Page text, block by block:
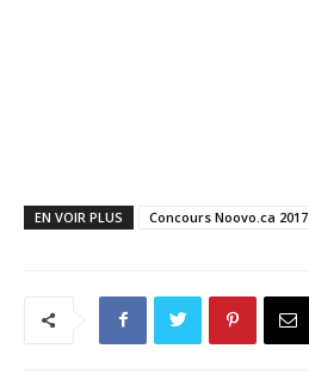
EN VOIR PLUS Concours Noovo.ca 2017